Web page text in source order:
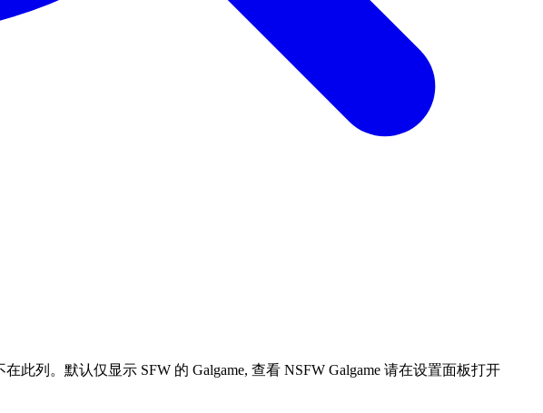
列。默认仅显示 SFW 的 Galgame, 查看 NSFW Galgame 请在设置面板打开